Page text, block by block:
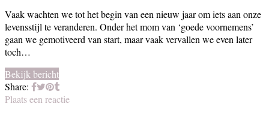
Vaak wachten we tot het begin van een nieuw jaar om iets aan onze
levensstijl te veranderen. Onder het mom van ‘goede voornemens’
gaan we gemotiveerd van start, maar vaak vervallen we even later
toch…
Bekijk bericht
Share:
Plaats een reactie